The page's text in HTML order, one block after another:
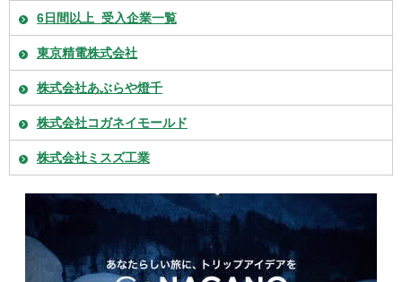
6日間以上_受入企業一覧
東京精電株式会社
株式会社あぶらや燈千
株式会社コガネイモールド
株式会社ミスズ工業